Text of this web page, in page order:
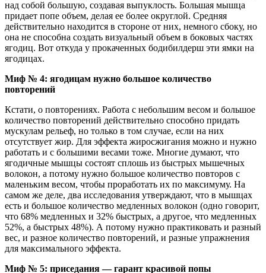
над собой большую, создавая выпуклость. Большая мышца
придает попе объем, делая ее более округлой. Средняя
действительно находится в стороне от них, немного сбоку, но
она не способна создать визуальный объем в боковых частях
ягодиц. Вот откуда у прокаченных бодибилдерш эти ямки на
ягодицах.
Миф № 4: ягодицам нужно большое количество
повторений
Кстати, о повторениях. Работа с небольшим весом и большое
количество повторений действительно способно придать
мускулам рельеф, но только в том случае, если на них
отсутствует жир. Для эффекта жиросжигания можно и нужно
работать и с большими весами тоже. Многие думают, что
ягодичные мышцы состоят сплошь из быстрых мышечных
волокон, а потому нужно большое количество повторов с
маленьким весом, чтобы проработать их по максимуму. На
самом же деле, два исследования утверждают, что в мышцах
есть и большое количество медленных волокон (одно говорит,
что 68% медленных и 32% быстрых, а другое, что медленных
52%, а быстрых 48%). А потому нужно практиковать и разный
вес, и разное количество повторений, и разные упражнения
для максимального эффекта.
Миф № 5: приседания — гарант красивой попы